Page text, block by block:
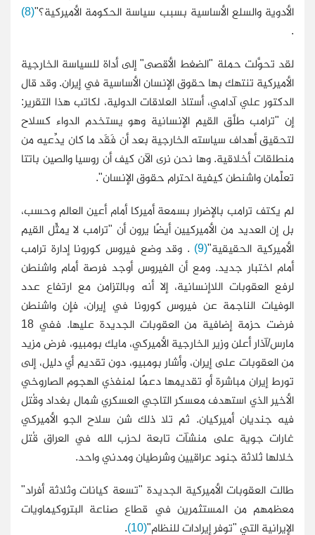
الأدوية والسلع الأساسية بسبب سياسة الحكومة الأميركية؟"(8)
.
لقد تحوَّلت حملة "الضغط الأقصى" إلى أداة للسياسة الخارجية
الأميركية تنتهك بها حقوق الإنسان الأساسية في إيران. وقد قال
الدكتور علي آدامي، أستاذ العلاقات الدولية، لكاتب هذا التقرير:
إن "ترامب طلَّق القيم الإنسانية وهو يستخدم الدواء كسلاح
لتحقيق أهداف سياسته الخارجية بعد أن فَقَد ما كان يدِّعيه من
منطلقات أخلاقية. وها نحن نرى الآن كيف أن روسيا والصين باتتا
تعلِّمان واشنطن كيفية احترام حقوق الإنسان".
لم يكتف ترامب بالإضرار بسمعة أميركا أمام أعين العالم وحسب،
بل إن العديد من الأميركيين أيضًا يرون أن "ترامب لا يمثِّل القيم
الأميركية الحقيقية"(9)
. وقد وضع فيروس كورونا إدارة ترامب
أمام اختبار جديد. ومع أن الفيروس أوجد فرصة أمام واشنطن
لرفع العقوبات اللاإنسانية، إلا أنه وبالتزامن مع ارتفاع عدد
الوفيات الناجمة عن فيروس كورونا في إيران، فإن واشنطن
فرضت حزمة إضافية من العقوبات الجديدة عليها. ففي 18
مارس/آذار أعلن وزير الخارجية الأميركي، مايك بومبيو، فرض مزيد
من العقوبات على إيران، وأشار بومبيو، دون تقديم أي دليل، إلى
تورط إيران مباشرة أو تقديمها دعمًا لمنفذي الهجوم الصاروخي
الأخير الذي استهدف معسكر التاجي العسكري شمال بغداد وقُتل
فيه جنديان أميركيان. ثم تلا ذلك شن سلاح الجو الأميركي
غارات جوية على منشآت تابعة لحزب الله في العراق قُتل
خلالها ثلاثة جنود عراقيين وشرطيان ومدني واحد.
طالت العقوبات الأميركية الجديدة "تسعة كيانات وثلاثة أفراد"
معظمهم من المستثمرين في قطاع صناعة البتروكيماويات
الإيرانية التي "توفر إيرادات للنظام"(10)
.